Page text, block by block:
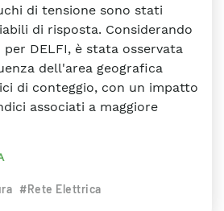
di tensione sono stati
di risposta. Considerando
DELFI, è stata osservata
dell'area geografica
di conteggio, con un impatto
associati a maggiore
#Rete Elettrica